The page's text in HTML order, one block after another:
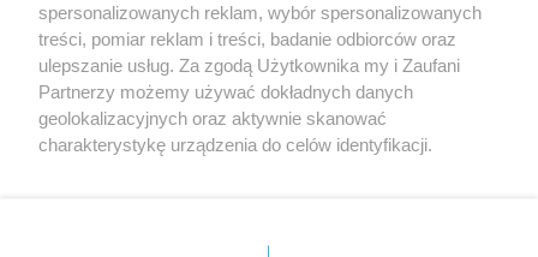
Redakcja Reklama Prywatność
Praca Łódź
the:protocol
spersonalizowanych reklam, wybór spersonalizowanych
treści, pomiar reklam i treści, badanie odbiorców oraz
ulepszanie usług. Za zgodą Użytkownika my i Zaufani
Partnerzy możemy używać dokładnych danych
geolokalizacyjnych oraz aktywnie skanować
charakterystykę urządzenia do celów identyfikacji.
zmienić/wycofać klikając przycisk ustawień prywatności